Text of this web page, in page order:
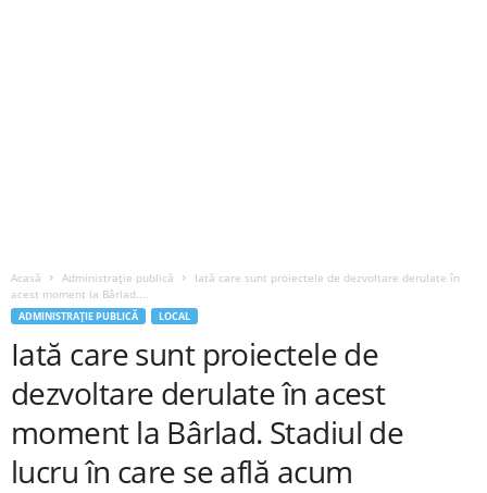
Acasă Administrație publică
Iată care sunt proiectele de dezvoltare derulate în
acest moment la Bârlad....
ADMINISTRAȚIE PUBLICĂ LOCAL
Iată care sunt proiectele de
dezvoltare derulate în acest
moment la Bârlad. Stadiul de
lucru în care se află acum